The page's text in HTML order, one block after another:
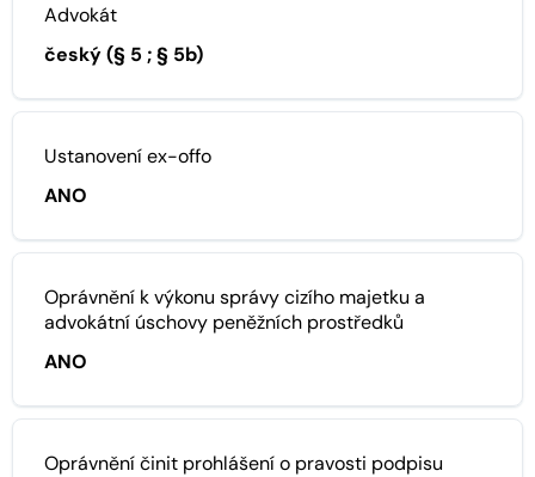
Advokát
český (§ 5 ; § 5b)
Ustanovení ex-offo
ANO
Oprávnění k výkonu správy cizího majetku a
advokátní úschovy peněžních prostředků
ANO
Oprávnění činit prohlášení o pravosti podpisu